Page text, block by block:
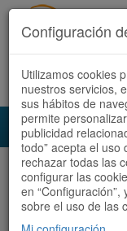
Acceder
Audioruta Todas las
Todas las
Configuración
Utilizamos cookies
nuestros servicios,
sus hábitos de
permite
publicidad
todo” acepta el uso
rechazar todas las
configurar las
en
sobre el uso de las